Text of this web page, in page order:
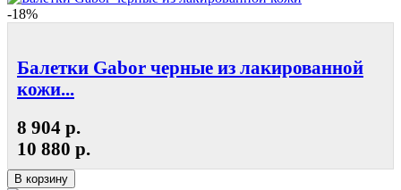
-18%
Балетки Gabor черные из лакированной
кожи...
8 904 р.
10 880 р.
В корзину